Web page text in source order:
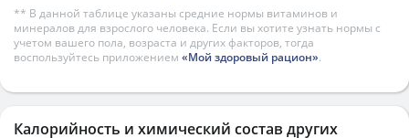
** В данной таблице указаны средние нормы витаминов и
минералов для взрослого человека. Если вы хотите узнать нормы с
учетом вашего пола, возраста и других факторов, тогда
воспользуйтесь приложением «Мой здоровый рацион».
Калорийность и химический состав других